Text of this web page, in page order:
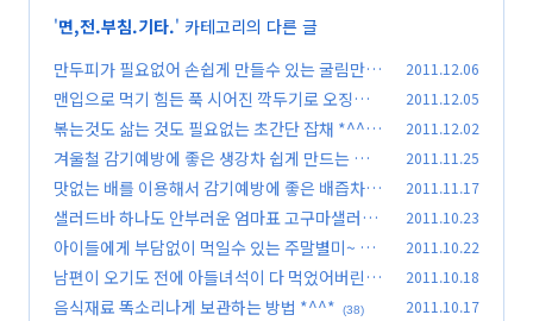
'면,전.부침.기타.' 카테고리의 다른 글
만두피가 필요없어 손쉽게 만들수 있는 굴림만두
*^^* (87)
2011.12.06
맨입으로 먹기 힘든 푹 시어진 깍두기로 오징어깍
두기전 *^^* (32)
2011.12.05
볶는것도 삶는 것도 필요없는 초간단 잡채 *^^*
(67)
2011.12.02
겨울철 감기예방에 좋은 생강차 쉽게 만드는 법 *
^^* (59)
2011.11.25
맛없는 배를 이용해서 감기예방에 좋은 배즙차 만
들기~ (31)
2011.11.17
샐러드바 하나도 안부러운 엄마표 고구마샐러드
*^^* (30)
2011.10.23
아이들에게 부담없이 먹일수 있는 주말별미~ 쌀
수제비 *^^* (36)
2011.10.22
남편이 오기도 전에 아들녀석이 다 먹었어버린 더
덕부추장떡~ (68)
2011.10.18
음식재료 똑소리나게 보관하는 방법 *^^* (38) 2011.10.17